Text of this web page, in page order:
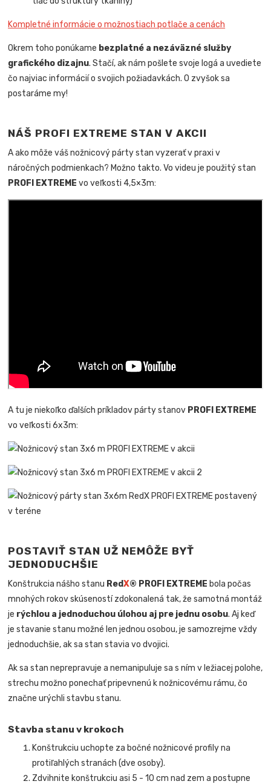
Kompletné informácie o možnostiach potlače a cenách
Okrem toho ponúkame bezplatné a nezáväzné služby
grafického dizajnu. Stačí, ak nám pošlete svoje logá a uvediete
čo najviac informácií o svojich požiadavkách. O zvyšok sa
postaráme my!
NÁŠ PROFI EXTREME STAN V AKCII
A ako môže váš nožnicový párty stan vyzerať v praxi v
náročných podmienkach? Možno takto. Vo videu je použitý stan
PROFI EXTREME vo veľkosti 4,5×3m:
A tu je niekoľko ďalších príkladov párty stanov PROFI EXTREME
vo veľkosti 6x3m:
POSTAVIŤ STAN UŽ NEMÔŽE BYŤ
JEDNODUCHŠIE
Konštrukcia nášho stanu RedX® PROFI EXTREME bola počas
mnohých rokov skúseností zdokonalená tak, že samotná montáž
je rýchlou a jednoduchou úlohou aj pre jednu osobu. Aj keď
je stavanie stanu možné len jednou osobou, je samozrejme vždy
jednoduchšie, ak sa stan stavia vo dvojici.
Ak sa stan neprepravuje a nemanipuluje sa s ním v ležiacej polohe,
strechu možno ponechať pripevnenú k nožnicovému rámu, čo
značne urýchli stavbu stanu.
Stavba stanu v krokoch
Konštrukciu uchopte za bočné nožnicové profily na
protiľahlých stranách (dve osoby).
Zdvihnite konštrukciu asi 5 - 10 cm nad zem a postupne